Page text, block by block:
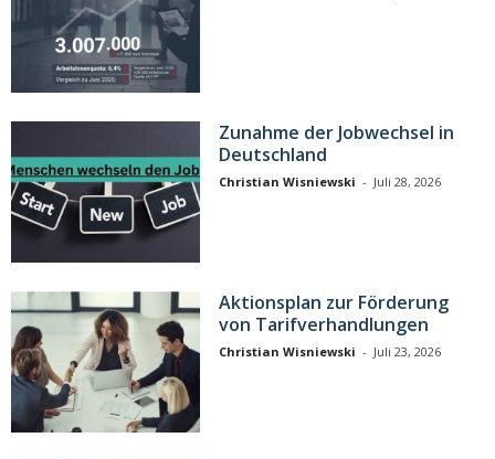
Zunahme der Jobwechsel in
Deutschland
Christian Wisniewski - Juli 28, 2026
Aktionsplan zur Förderung
von Tarifverhandlungen
Christian Wisniewski - Juli 23, 2026